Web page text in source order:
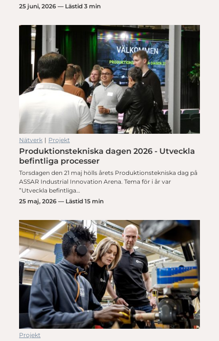
25 juni, 2026 — Lästid 3 min
Nätverk | Projekt
Produktionstekniska dagen 2026 - Utveckla
befintliga processer
Torsdagen den 21 maj hölls årets Produktionstekniska dag på
ASSAR Industrial Innovation Arena. Tema för i år var
”Utveckla befintliga…
25 maj, 2026 — Lästid 15 min
Projekt